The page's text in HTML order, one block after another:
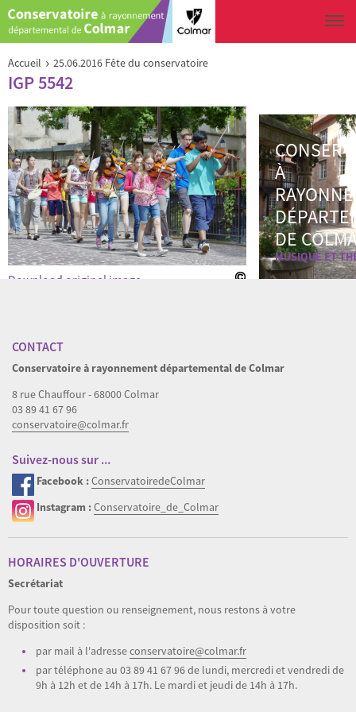
Aller au contenu principal
Vous êtes ici
Accueil › 25.06.2016 Fête du conservatoire
IGP 5542
Download original image
À
DE
MUSIQUE ET
CONTACT
Conservatoire à rayonnement départemental de Colmar
8 rue Chauffour - 68000 Colmar
03 89 41 67 96
conservatoire@colmar.fr
Suivez-nous sur ...
Facebook :ConservatoiredeColmar
Instagram :Conservatoire_de_Colmar
HORAIRES D'OUVERTURE
Secrétariat
Pour toute question ou renseignement, nous restons à votre
disposition soit :
par mail à l'adresseconservatoire@colmar.fr
par téléphone au 03 89 41 67 96 de lundi, mercredi et vendredi de
9h à 12h et de 14h à 17h. Le mardi et jeudi de 14h à 17h.